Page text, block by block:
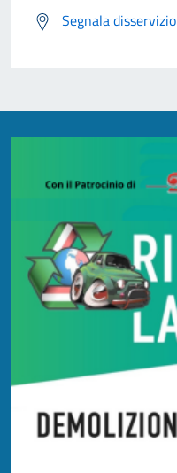
Segnala disservizio